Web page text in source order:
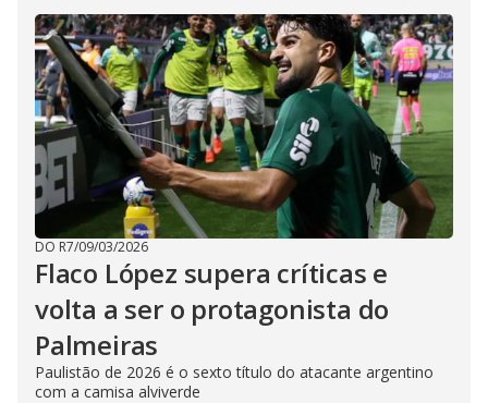
DO R7/09/03/2026
Flaco López supera críticas e
volta a ser o protagonista do
Palmeiras
Paulistão de 2026 é o sexto título do atacante argentino
com a camisa alviverde